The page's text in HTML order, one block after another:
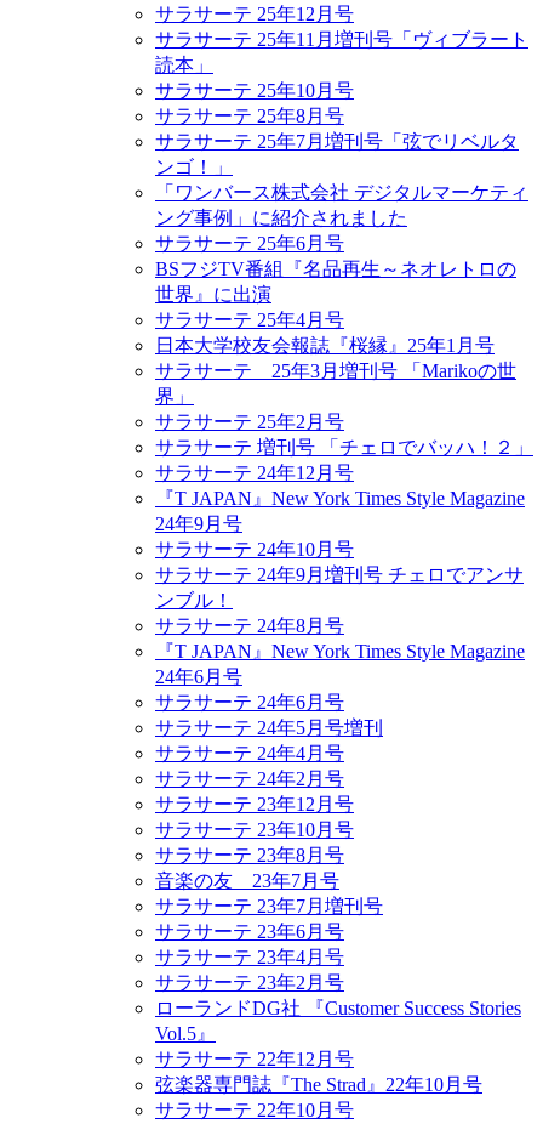
サラサーテ 25年12月号
サラサーテ 25年11月増刊号「ヴィブラート
読本」
サラサーテ 25年10月号
サラサーテ 25年8月号
サラサーテ 25年7月増刊号「弦でリベルタ
ンゴ！」
「ワンバース株式会社 デジタルマーケティ
ング事例」に紹介されました
サラサーテ 25年6月号
BSフジTV番組『名品再生～ネオレトロの
世界』に出演
サラサーテ 25年4月号
日本大学校友会報誌『桜縁』25年1月号
サラサーテ 25年3月増刊号 「Marikoの世
界」
サラサーテ 25年2月号
サラサーテ 増刊号 「チェロでバッハ！２」
サラサーテ 24年12月号
『T JAPAN』New York Times Style Magazine
24年9月号
サラサーテ 24年10月号
サラサーテ 24年9月増刊号 チェロでアンサ
ンブル！
サラサーテ 24年8月号
『T JAPAN』New York Times Style Magazine
24年6月号
サラサーテ 24年6月号
サラサーテ 24年5月号増刊
サラサーテ 24年4月号
サラサーテ 24年2月号
サラサーテ 23年12月号
サラサーテ 23年10月号
サラサーテ 23年8月号
音楽の友 23年7月号
サラサーテ 23年7月増刊号
サラサーテ 23年6月号
サラサーテ 23年4月号
サラサーテ 23年2月号
ローランドDG社 『Customer Success Stories
Vol.5』
サラサーテ 22年12月号
弦楽器専門誌『The Strad』22年10月号
サラサーテ 22年10月号